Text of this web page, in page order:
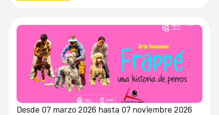
Desde 07 marzo 2026 hasta 07 noviembre 2026